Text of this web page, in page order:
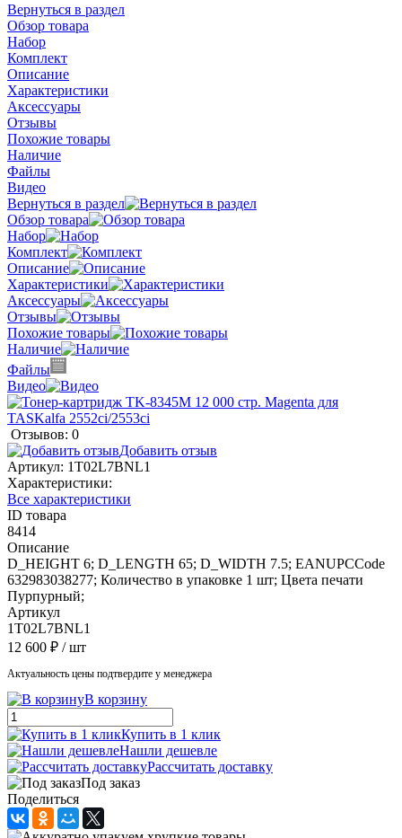
Вернуться в раздел
Обзор товара
Набор
Комплект
Описание
Характеристики
Аксессуары
Отзывы
Похожие товары
Наличие
Файлы
Видео
Вернуться в раздел
Обзор товара
Набор
Комплект
Описание
Характеристики
Аксессуары
Отзывы
Похожие товары
Наличие
Файлы
Видео
Отзывов: 0
Добавить отзыв
Артикул: 1T02L7BNL1
Характеристики:
Все характеристики
ID товара
8414
Описание
D_HEIGHT 6; D_LENGTH 65; D_WIDTH 7.5; EANUPCCode
632983038277; Количество в упаковке 1 шт; Цвета печати
Пурпурный;
Артикул
1T02L7BNL1
12 600 ₽ / шт
Актуальность цены подтвердите у менеджера
В корзину
Купить в 1 клик
Нашли дешевле
Рассчитать доставку
Под заказ
Поделиться